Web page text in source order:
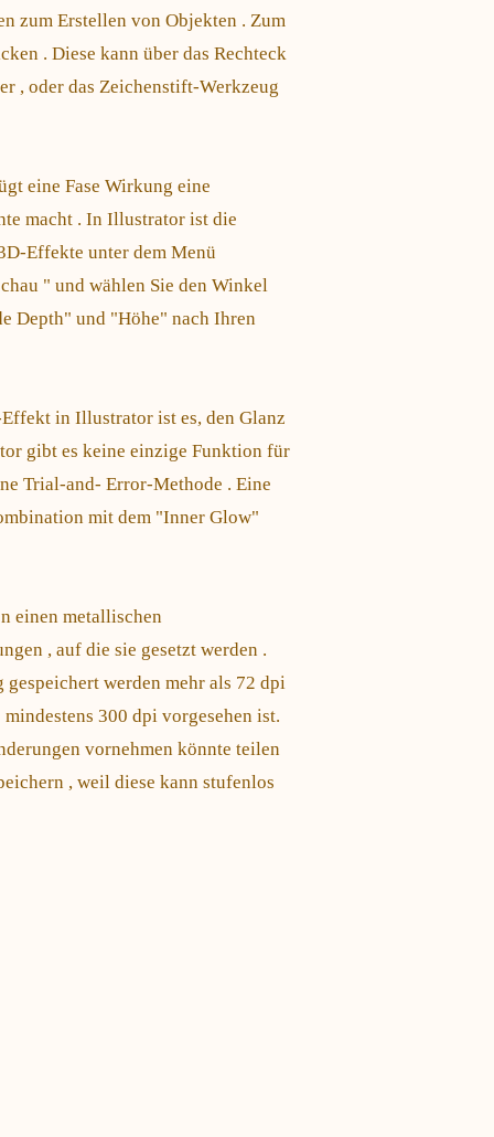
zum Erstellen von Objekten . Zum
. Diese kann über das Rechteck
, oder das Zeichenstift-Werkzeug
eine Fase Wirkung eine
macht . In Illustrator ist die
Effekte unter dem Menü
" und wählen Sie den Winkel
Depth" und "Höhe" nach Ihren
in Illustrator ist es, den Glanz
gibt es keine einzige Funktion für
Trial-and- Error-Methode . Eine
mit dem "Inner Glow"
einen metallischen
, auf die sie gesetzt werden .
werden mehr als 72 dpi
300 dpi vorgesehen ist.
vornehmen könnte teilen
, weil diese kann stufenlos